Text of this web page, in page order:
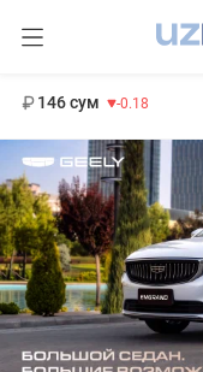
146 сум -0.18